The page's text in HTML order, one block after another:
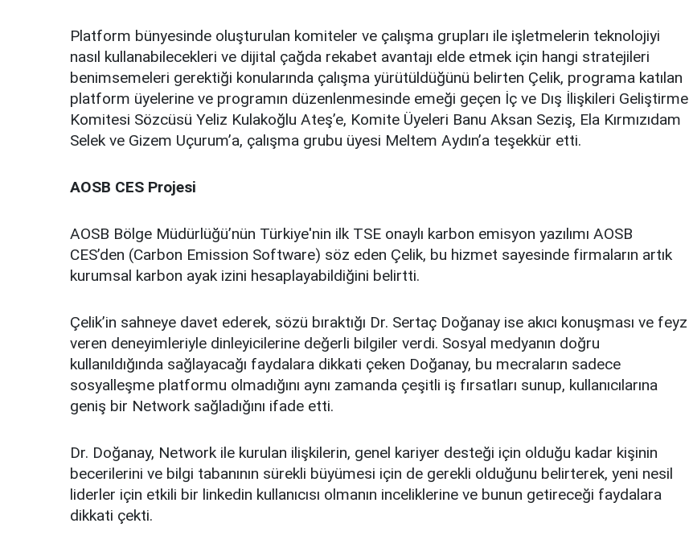
Platform bünyesinde oluşturulan komiteler ve çalışma grupları ile işletmelerin teknolojiyi
nasıl kullanabilecekleri ve dijital çağda rekabet avantajı elde etmek için hangi stratejileri
benimsemeleri gerektiği konularında çalışma yürütüldüğünü belirten Çelik, programa katılan
platform üyelerine ve programın düzenlenmesinde emeği geçen İç ve Dış İlişkileri Geliştirme
Komitesi Sözcüsü Yeliz Kulakoğlu Ateş’e, Komite Üyeleri Banu Aksan Seziş, Ela Kırmızıdam
Selek ve Gizem Uçurum’a, çalışma grubu üyesi Meltem Aydın’a teşekkür etti.
AOSB CES Projesi
AOSB Bölge Müdürlüğü’nün Türkiye'nin ilk TSE onaylı karbon emisyon yazılımı AOSB
CES’den (Carbon Emission Software) söz eden Çelik, bu hizmet sayesinde firmaların artık
kurumsal karbon ayak izini hesaplayabildiğini belirtti.
Çelik’in sahneye davet ederek, sözü bıraktığı Dr. Sertaç Doğanay ise akıcı konuşması ve feyz
veren deneyimleriyle dinleyicilerine değerli bilgiler verdi. Sosyal medyanın doğru
kullanıldığında sağlayacağı faydalara dikkati çeken Doğanay, bu mecraların sadece
sosyalleşme platformu olmadığını aynı zamanda çeşitli iş fırsatları sunup, kullanıcılarına
geniş bir Network sağladığını ifade etti.
Dr. Doğanay, Network ile kurulan ilişkilerin, genel kariyer desteği için olduğu kadar kişinin
becerilerini ve bilgi tabanının sürekli büyümesi için de gerekli olduğunu belirterek, yeni nesil
liderler için etkili bir linkedin kullanıcısı olmanın inceliklerine ve bunun getireceği faydalara
dikkati çekti.